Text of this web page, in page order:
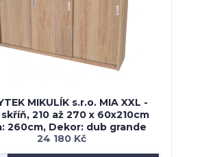
MIKULÍK s.r.o. MIA XXL -
210 až 270 x 60x210cm
260cm, Dekor: dub grande
24 180 Kč